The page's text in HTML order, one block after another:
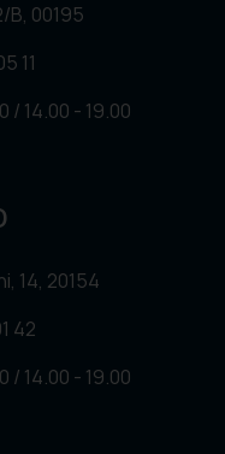
B, 00195
11
/ 14.00 - 19.00
14, 20154
42
/ 14.00 - 19.00